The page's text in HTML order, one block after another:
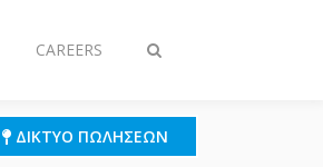
Εναλλαγή
CAREERS
ΔΊΚΤΥΟ ΠΩΛΉΣΕΩΝ